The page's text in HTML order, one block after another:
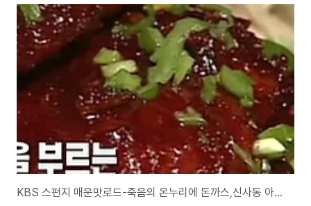
이 심하더군요...^^ 맹승지라는 여자 개그우먼이 나올때 사람들이 환호를 해서
왜그런가 했더니 무한도전에서 유명해진분인데, 황재성이 맹승지를 때리는 모
습도 괘 재미있네요...^^나 사랑같은거 모르는 남자야... 너랑 너랑.. 누구.. 그런
데요... 이라는 유행어를 만들고 있는 황제성이 가슴을 풀어헤치고, 여자에게 느
끼한 멘트..
KBS 스펀지 매운맛로드-죽음의 온누리에 돈까스,신사동 아비꼬 카레,레드페퍼리퍼블릭 피쉬 마라탕,맛좀볼래 최루탄라면